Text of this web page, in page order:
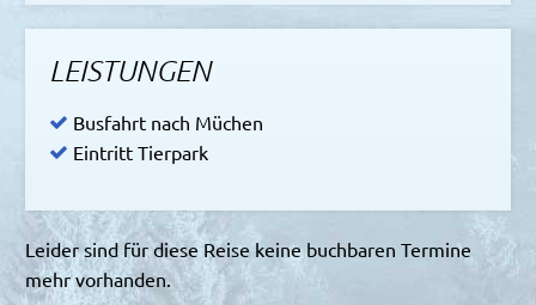
LEISTUNGEN
Busfahrt nach Müchen
Eintritt Tierpark
Leider sind für diese Reise keine buchbaren Termine
mehr vorhanden.